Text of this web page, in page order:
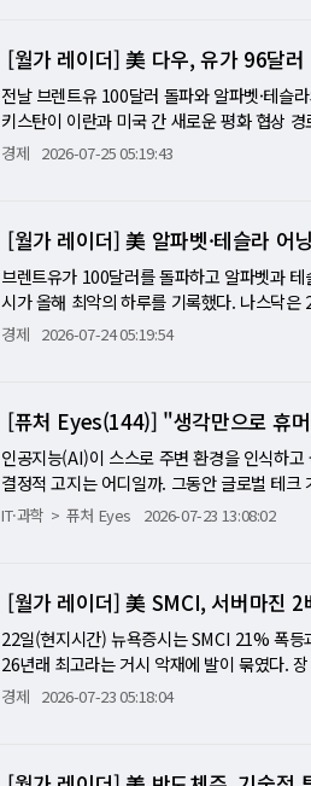
러나 마이크로소프트 어닝이 시장을 완전히
이다. 연준의 데이터보다 기업 어닝이 더 강
애저에 버금가는 수준으로 제시한다면, 이
결"로 반전된다. 그 선별 기준은 "기업 AI 클
이 낙관론의 다음 시험대다.
는 것을 의미한다. 유가가 90~95달러 구간
충분히 반영되지 않았다고 보는 3인의 위원
다. 워시는 이 논리를 수용하지 않으면서도,
심 질문이다. SK하이닉스 최고이익에도
을 올려도 주가가 10% 내리는 이유는 기대
0% 이상 하락이라는 궤적은 이 기대치 과
라는 진단이 오늘 밤 MS·메타 어닝에 그대
보여줘야 충분한가. 폴리마켓은 MS 94.5%,
시장이 원하는 것은 "AI 자본지출이 FCF보
는다면, 지난 2주간의 반도체 투매에 종지
이 또다시 반복된다. [미니해설] 中 DUV 장
국 DUV 리소그래피 장비 자체 개발 보도는
EUV(극자외선)는 물론 기존 DUV(심자외선)
도체 장비 수출을 통제하면서 ASML이 중국
발…딥시크 이어 반도체장비 확산 이 소식
됐다. 이제는 중국 경쟁 심화(DUV 자체 개발
속성이 단순한 차익 실현에서 공급망 지각변
달러 자금 지원 검토도 같은 맥락이다. "AI
히 강세를 보인 반면, 마이크론(-10%),
에서 두 개의 완전히 다른 세계가 공존했다.
과 중국 위협에 직면하고 있고, AI 자본지출
받고 있다. 코카콜라가 2009년 이후 최고의
트렌드, 신흥 시장 확대가 이끌었다. 이것이
라 S&P500 동일가중지수를 웃도는 흐름을
스·SK하이닉스(나스닥 상장 후 첫 미국 어
일(수)은 이번 주 최대 이벤트가 몰려있다.
소프트와 메타의 2분기 어닝이 동시에 발
넘어, 이번에는 AI 자본지출이 FCF 성장으
채권과 금은 내린다. 셋이 동시에 오르는 것
다"는 신호에 가깝다. 즉 이날의 공통 분모는
력이 약해졌고, 그 자금이 글로벌 자산 전반
시작할 것"이라는 확신이 아니라 단순한 "공
한 재발화불안 실제로 공습 중단이 외교 해
주는 것이기도 하다. 지정학 리스크 해소를
다 뱉어내고 있다는 것이다. 워시 의장
개시장위원회(FOMC) 결정, 같은 날 장 마감
이번 주의 핵심 압축이다. FOMC는 유가가
관건이다. 전날(화요일)까지의 에너지 완화
지난주 알파벳(-7%)·테슬라(-14%)가 만든
후보들이다. 마이크로소프트의 애저 AI 가
본지출을 정당화하는 수치와 함께 나온다면,
E(근원 3.4% 예상)·2분기 GDP·애플·아마
MS·메타·애플이 AI 자본지출의 증가를 매
기준 이번 주 S&P500 기업들의 88%가 예
이 지난주의 교훈이다. FOMC는 29일(수)
지난주 브렌트유가 100달러를 돌파하면서
성이 거론되면서 완화됐다. 그러나 워시의
PCE는 FOMC 이틀 후 발표된다는 점에서
치와 같다. 만약 예상에 부합하거나 하회하
예상을 웃돈다면 FOMC 결과와 무관하게 9
의 체력을 최신 데이터로 보여준다. 2분기
를 강화하지만, 동시에 연준의 긴축 명분도
니해설] 美 마이크로소프트, FCF 방어력 시
준이 있다. "이익이 얼마인가"보다 "자본지
록하며 7% 폭락했고, 테슬라도 FCF가 2년
는 발표에 21% 급등했다. 이 새로운 기준이
가를 자본지출 이상의 FCF 성장으로 보여줄
있다. 메타는 다른 논리를 갖고 있다. 광고
(광고비 대비 수익)가 개선됐다"는 숫자를 제
음으로 강한 반례가 나오는 것이다. JP모건
거도 결국 빅테크 어닝이 AI 투자를 정당화
다. 그런데 지금은 브렌트가 100달러를 터
[월가 레이더] 美 다우, 유가 96달
전날 브렌트유 100달러 돌파와 알파벳·테슬
키스탄이 이란과 미국 간 새로운 평화 협상
면서 시장이 안정을 되찾았다. 그러나 반도
하락해 3월 이후 처음으로 2주 연속 주간
이후 최고치를 기록했던 10년물 국채 금리
161억3000만달러로 예상(144억2000만달
달러로 예상(0.21달러)을 두 배나 넘었다. 그
께 발표해, "좋은 어닝 + 자본지출 확대 = 주
근거 아래 부과했다. 트럼프는 강제노동을
고한 법적 기반을 마련했다는 것이 행정부
스티스 센터가 국제무역법원에 즉각 소송을
돌았지만 매출은 소폭 하회했다. 뱅크오브
날 상장 이후 최저가를 또 경신했다. 일론 머
0.6%였다. 다음 주에는 마이크로소프트·메
락…AI 자본지출 역설 확산 이번 주는 AI 시
벳이 구글 클라우드 82% 성장을 발표하고
기 연속 최고 어닝을 냈는데도 자본지출 상
록하고도 4% 내렸다. 이 패턴의 공통 분모
전환의 속도가 투자 비용의 증가 속도보다
경제 2026-07-25 05:19:43
[월가 레이더] 美 알파벳·테슬라
브렌트유가 100달러를 돌파하고 알파벳과
시가 올해 최악의 하루를 기록했다. 나스닥
0%) 각각 급락했다. 매그니피센트7 바스켓
상향했다. 둘째, 분기 잉여현금흐름(FCF)이
우드 성장을 82% 끌어올렸다"고 강조했지
어내렸다. EU 집행위원회는 별도로 디지털
달러 상당의 스페이스X 지분을 보유하고
상(0.49달러)을 33% 밑도는 대규모 어닝 미
의지를 재확인했다. 마이크로소프트·메타·
서 비롯됐다. 예멘 후티 세력이 홍해에서 사
홍해·수에즈 운하(후티 공격)가 동시에 위협
해운 회랑이 같은 달 동시에 위협받고 있고
러)을 넘어 2008년 수준(146달러)까지 갈 수
경제 2026-07-24 05:19:54
[퓨처 Eyes(144)] "생각만으로 휴
인공지능(AI)이 스스로 주변 환경을 인식하
결정적 고지는 어디일까. 그동안 글로벌 테
어 능력을 고도화하는 데 모든 자본을 집중
서 함께 일하는 인간이 '지금 이 순간 무엇
봇과 로봇 개를 지배하고, 나아가 지능형 기
해결하는 통합 플랫폼을 공개한 것이다. 브
지능대회(WAIC) 2026'에서 '뇌 제어 로
산업계의 지각변동을 예고했다. ■ 생각을 물
럴링크처럼 두개골을 뚫고 뇌 조직에 칩을
IT·과학 퓨처 Eyes 2026-07-23 13:08:02
[월가 레이더] 美 SMCI, 서버마진
22일(현지시간) 뉴욕증시는 SMCI 21% 폭
26년래 최고라는 거시 악재에 발이 묶였다.
중인 가운데, 시장은 숨을 죽이는 하루를 보
경제 2026-07-23 05:18:04